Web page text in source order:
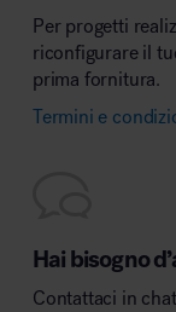
Per progetti
riconfigurare il
prima fornitura.
Termini e
Hai bisogno
Contattaci in